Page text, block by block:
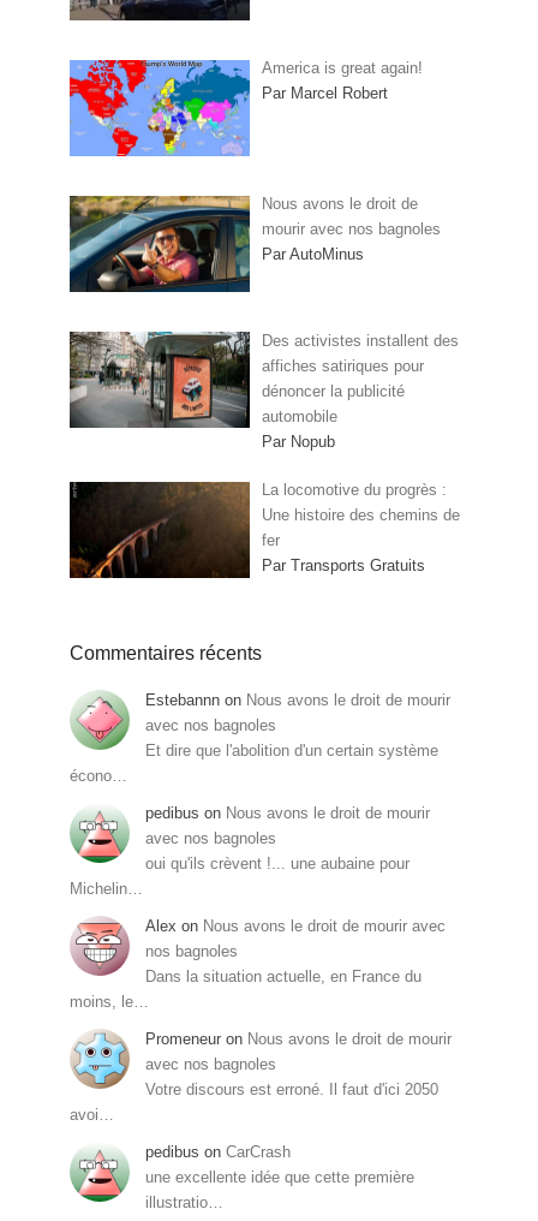
America is great again!
Par Marcel Robert
Nous avons le droit de
mourir avec nos bagnoles
Par AutoMinus
Des activistes installent des
affiches satiriques pour
dénoncer la publicité
automobile
Par Nopub
La locomotive du progrès :
Une histoire des chemins de
fer
Par Transports Gratuits
Commentaires récents
Estebannn on Nous avons le droit de mourir
avec nos bagnoles
Et dire que l'abolition d'un certain système
écono…
pedibus on Nous avons le droit de mourir
avec nos bagnoles
oui qu'ils crèvent !... une aubaine pour
Michelin…
Alex on Nous avons le droit de mourir avec
nos bagnoles
Dans la situation actuelle, en France du
moins, le…
Promeneur on Nous avons le droit de mourir
avec nos bagnoles
Votre discours est erroné. Il faut d'ici 2050
avoi…
pedibus on CarCrash
une excellente idée que cette première
illustratio…